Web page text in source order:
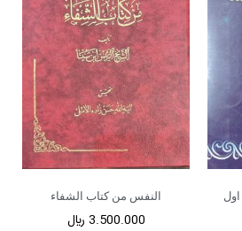
النفس من کتاب الشفاء
3.500.000 ﷼